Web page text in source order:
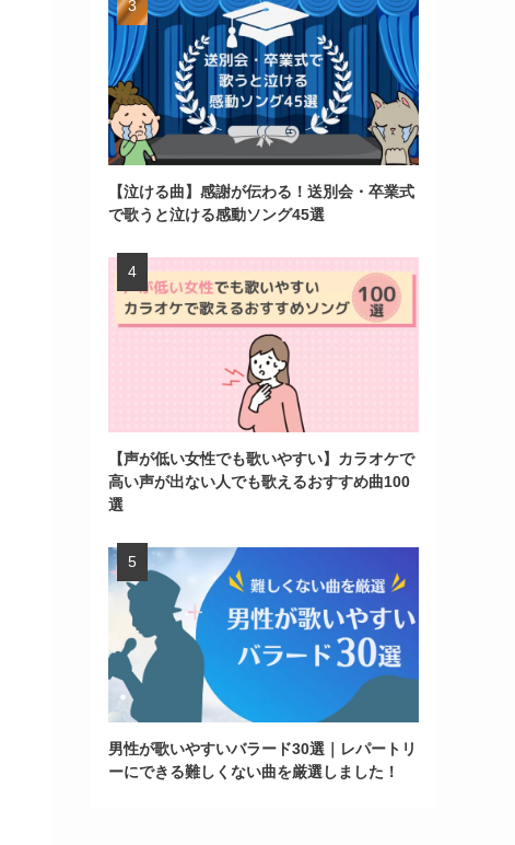
【泣ける曲】感謝が伝わる！送別会・卒業式
で歌うと泣ける感動ソング45選
【声が低い女性でも歌いやすい】カラオケで
高い声が出ない人でも歌えるおすすめ曲100
選
男性が歌いやすいバラード30選｜レパートリ
ーにできる難しくない曲を厳選しました！